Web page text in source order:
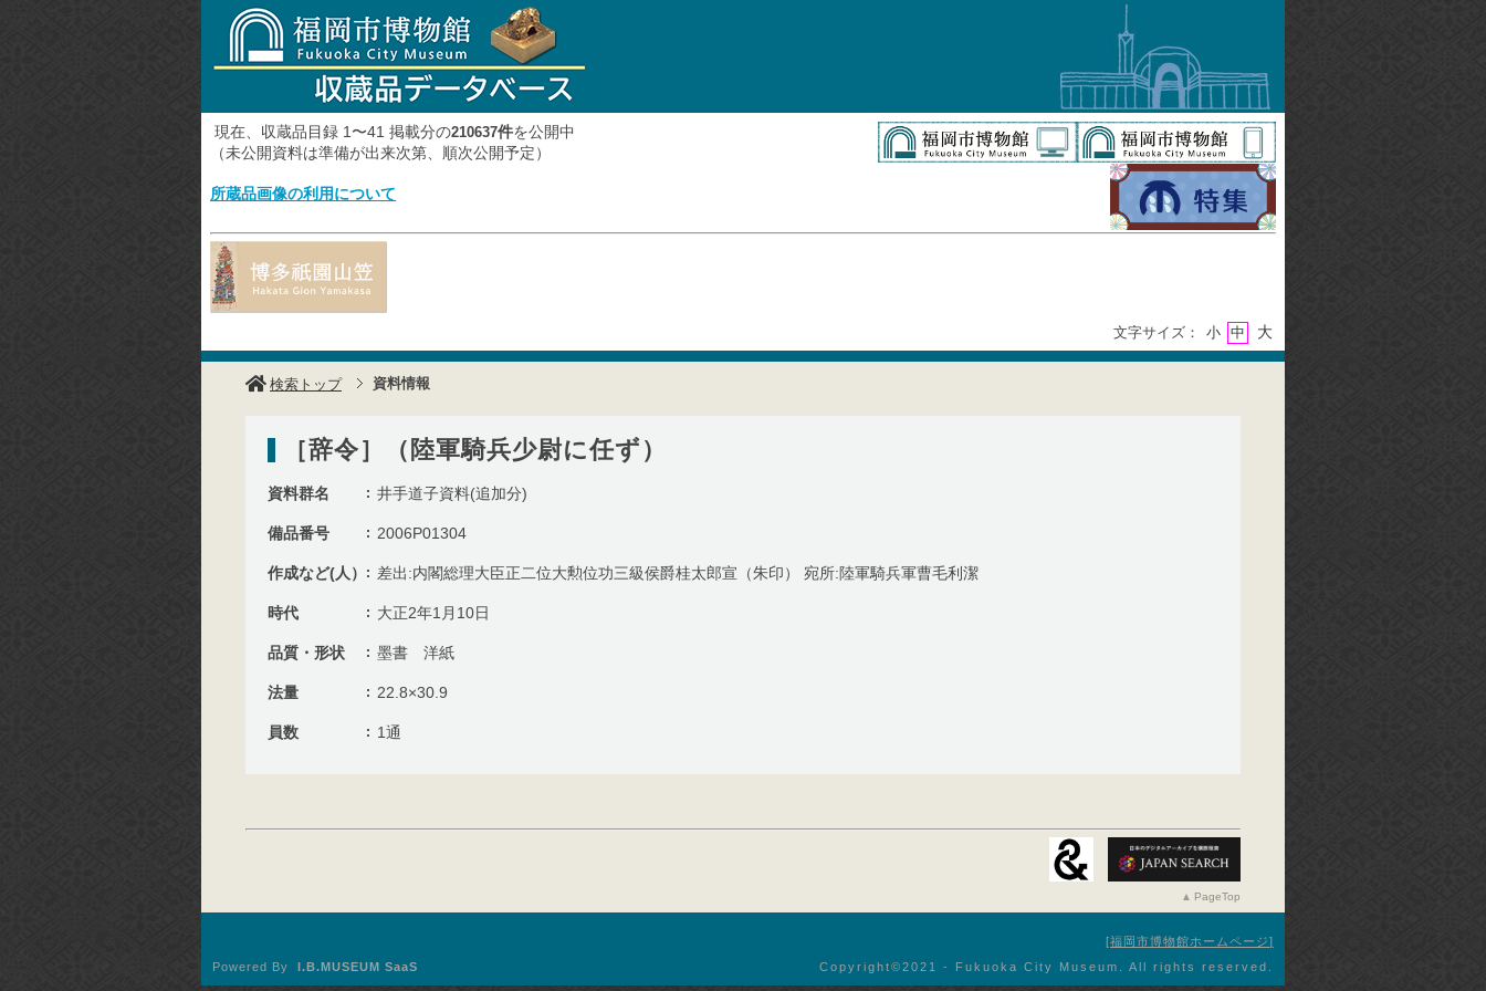
現在、収蔵品目録 1〜41 掲載分の210637件を公開中
（未公開資料は準備が出来次第、順次公開予定）
所蔵品画像の利用について
文字サイズ： 小 中 大
検索トップ 資料情報
［辞令］（陸軍騎兵少尉に任ず）
資料群名 井手道子資料(追加分)
備品番号 2006P01304
作成など(人） 差出:内閣総理大臣正二位大勲位功三級侯爵桂太郎宣（朱印） 宛所:陸軍騎兵軍曹毛利潔
時代 大正2年1月10日
品質・形状 墨書 洋紙
法量 22.8×30.9
員数 1通
PageTop
福岡市博物館ホームページ
Copyright©︎2021 - Fukuoka City Museum. All rights reserved.
Powered By I.B.MUSEUM SaaS